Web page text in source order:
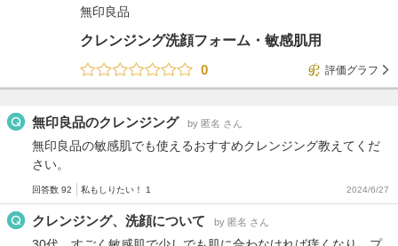
無印良品
クレンジング洗顔フォーム・敏感肌用
0
評価グラフ
無印良品のクレンジング by 匿名 さん
無印良品の敏感肌でも使えるおすすめクレンジング教えてくだ
さい。
回答数 92 私もしりたい！ 1 2024/6/27
クレンジング、洗顔について by 匿名 さん